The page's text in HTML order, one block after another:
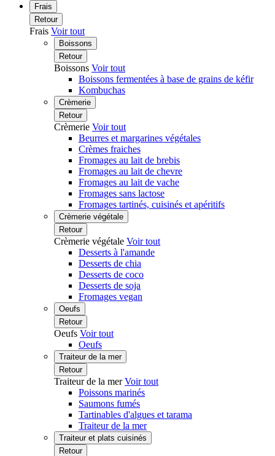
Frais
Retour
Frais Voir tout
Boissons
Retour
Boissons Voir tout
Boissons fermentées à base de grains de kéfir
Kombuchas
Crèmerie
Retour
Crèmerie Voir tout
Beurres et margarines végétales
Crèmes fraiches
Fromages au lait de brebis
Fromages au lait de chevre
Fromages au lait de vache
Fromages sans lactose
Fromages tartinés, cuisinés et apéritifs
Crèmerie végétale
Retour
Crèmerie végétale Voir tout
Desserts à l'amande
Desserts de chia
Desserts de coco
Desserts de soja
Fromages vegan
Oeufs
Retour
Oeufs Voir tout
Oeufs
Traiteur de la mer
Retour
Traiteur de la merVoir tout
Poissons marinés
Saumons fumés
Tartinables d'algues et tarama
Traiteur de la mer
Traiteur et plats cuisinés
Retour